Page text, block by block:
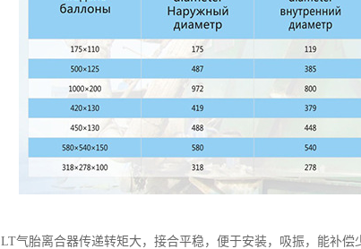
LT气胎离合器传递转矩大，接合平稳，便于安装，吸振，能补